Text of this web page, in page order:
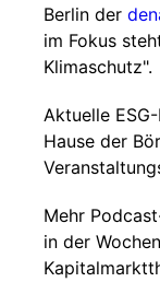
Berlin der
im Fokus
Klimaschutz".
Aktuelle
Hause der
Mehr
in der